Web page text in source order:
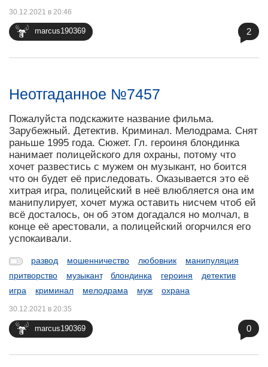
marcus190369
30.12.2021 в 20:46
2
Неотгаданное №7457
Пожалуйста подскажите название фильма.
Зарубежный. Детектив. Криминал. Мелодрама. Снят
раньше 1995 года. Сюжет. Гл. героиня блондинка
нанимает полицейского для охраны, потому что
хочет развестись с мужем он музыкант, но боится
что он будет её приследовать. Оказывается это её
хитрая игра, полицейский в неё влюбляется она им
манипулирует, хочет мужа оставить нисчем чтоб ей
всё досталось, он об этом догадался но молчал, в
конце её арестовали, а полицейский огорчился его
успокаивали.
развод мошенничество любовник
манипуляция
притворство
музыкант блондинка героиня
детектив
игра
криминал мелодрама муж охрана
marcus190369
30.12.2021 в 20:35
0